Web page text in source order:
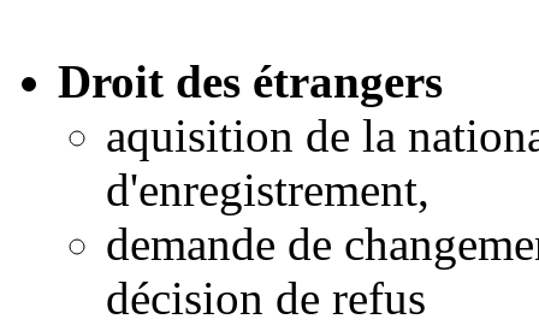
Droit des étrangers
aquisition de la
d'enregistrement,
demande de
décision de refus